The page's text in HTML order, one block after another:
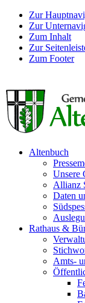
Zur
Zur
Zum Inhalt
Zur
Zum Footer
Altenbuch
Unsere
Allianz
Daten
Rathaus &
Amts-